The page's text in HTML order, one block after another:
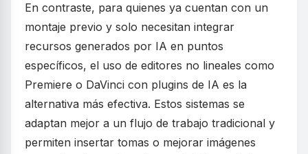
En contraste, para quienes ya cuentan con un
montaje previo y solo necesitan integrar
recursos generados por IA en puntos
específicos, el uso de editores no lineales como
Premiere o DaVinci con plugins de IA es la
alternativa más efectiva. Estos sistemas se
adaptan mejor a un flujo de trabajo tradicional y
permiten insertar tomas o mejorar imágenes